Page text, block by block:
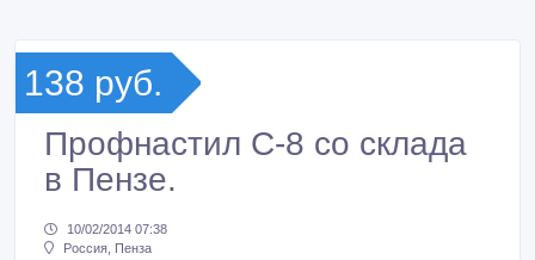
138 руб.
Профнастил С-8 со склада
в Пензе.
10/02/2014 07:38
Россия, Пенза